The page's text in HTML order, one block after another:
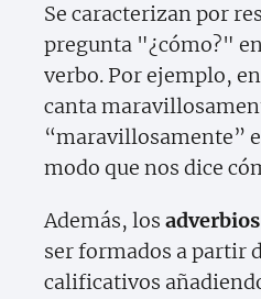
Se caracterizan por
pregunta "¿cómo?"
verbo. Por ejemplo,
canta
“maravillosamente”
modo que nos dice
Además, los
ser formados a partir
calificativos